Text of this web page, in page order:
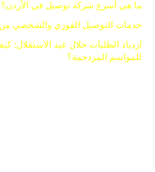
ما هي أسرع شركة توصيل في الأردن؟
خدمات التوصيل الفوري والشخصي من
ازدياد الطلبات خلال عيد
للمواسم المزدحمة؟